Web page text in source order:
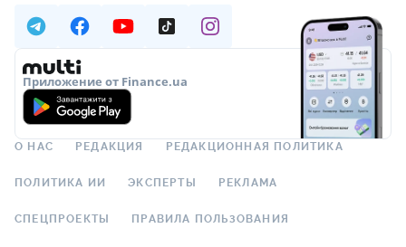
Приложение от Finance.ua
О НАС РЕДАКЦИЯ РЕДАКЦИОННАЯ ПОЛИТИКА
ПОЛИТИКА ИИ ЭКСПЕРТЫ РЕКЛАМА
СПЕЦПРОЕКТЫ ПРАВИЛА ПОЛЬЗОВАНИЯ